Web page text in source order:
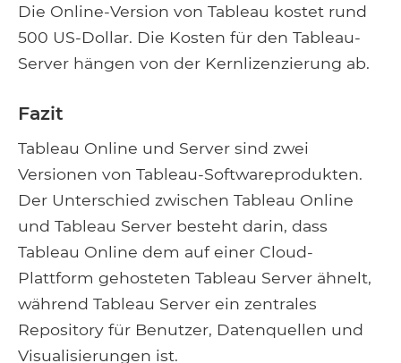
Die Online-Version von Tableau kostet rund
500 US-Dollar. Die Kosten für den Tableau-
Server hängen von der Kernlizenzierung ab.
Fazit
Tableau Online und Server sind zwei
Versionen von Tableau-Softwareprodukten.
Der Unterschied zwischen Tableau Online
und Tableau Server besteht darin, dass
Tableau Online dem auf einer Cloud-
Plattform gehosteten Tableau Server ähnelt,
während Tableau Server ein zentrales
Repository für Benutzer, Datenquellen und
Visualisierungen ist.